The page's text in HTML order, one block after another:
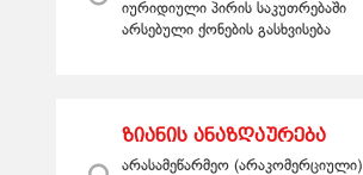
იურიდიული პირის
საკუთრებაში არსებული
იურიდიული პირის საკუთრებაში
არსებული ქონების გასხვისება
ზიანის ანაზღაურება
არასამეწარმეო (არაკომერციული)